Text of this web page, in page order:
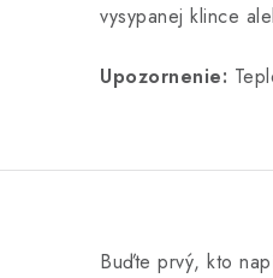
vysypanej klince
Upozornenie:
Buďte prvý, kto